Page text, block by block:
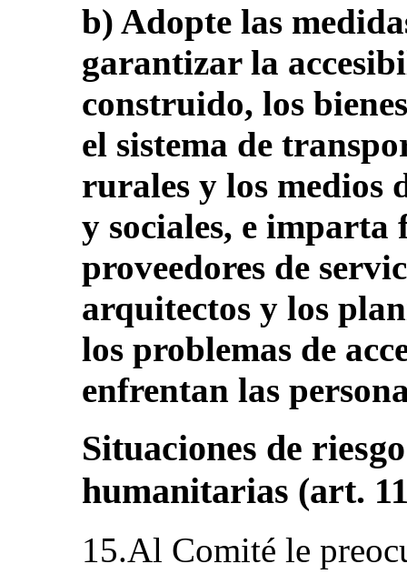
b) Adopte las
garantizar la
construido, los
el sistema de
rurales y los medios
y sociales, e imparta
proveedores de
arquitectos y los
los problemas de
enfrentan las
Situaciones de
humanitarias (art.
15.Al Comité le